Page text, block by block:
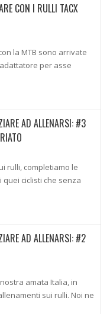
CON I RULLI TACX
la MTB sono arrivate
per asse
AD ALLENARSI: #3
rulli, completiamo le
ciclisti che senza
AD ALLENARSI: #2
amata Italia, in
sui rulli. Noi ne